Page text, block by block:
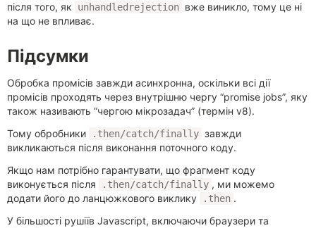
після того, як
unhandledrejection вже виникло, тому це ні
на що не впливає.
Підсумки
Обробка промісів завжди асинхронна, оскільки всі дії
промісів проходять через внутрішню чергу “promise jobs”, яку
також називають “чергою мікрозадач” (термін v8).
Тому обробники
.then/catch/finally завжди
викликаються після виконання поточного коду.
Якщо нам потрібно гарантувати, що фрагмент коду
виконується після
.then/catch/finally , ми можемо
додати його до ланцюжкового виклику
.then .
У більшості рушіїв Javascript, включаючи браузери та